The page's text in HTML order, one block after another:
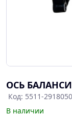
ОСЬ
Код: 5511-2918050
В наличии